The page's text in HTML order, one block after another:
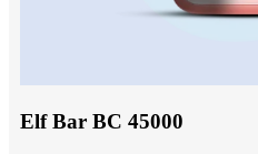
Elf Bar BC 45000